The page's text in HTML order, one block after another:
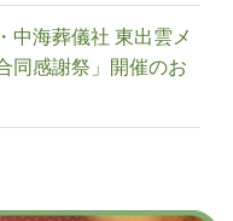
中海葬儀社 東出雲メ
同感謝祭」開催のお